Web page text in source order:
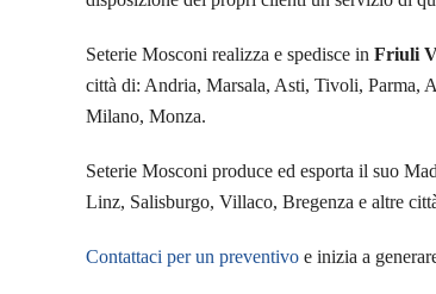
Seterie Mosconi realizza e spedisce in Friuli
città di: Andria, Marsala, Asti, Tivoli, Parma,
Milano, Monza.
Seterie Mosconi produce ed esporta il suo
Linz, Salisburgo, Villaco, Bregenza e altre
Contattaci per un preventivo e inizia a